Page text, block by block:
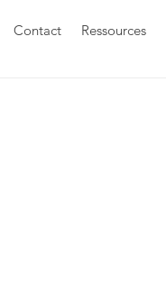
Contact Ressources